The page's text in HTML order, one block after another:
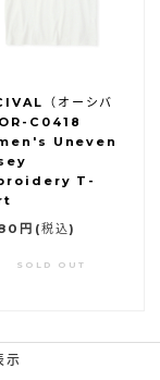
（オーシバ
C0418
Uneven
T-
円 (税込)
SOLD OUT
示